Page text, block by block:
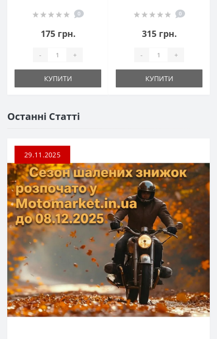
0
175 грн.
- +
КУПИТИ
0
315 грн.
- +
КУПИТИ
Останні Статті
29.11.2025